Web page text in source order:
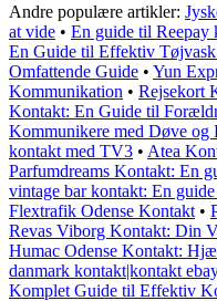
Andre populære artikler:
at vide • En guide til Reepay
En Guide til Effektiv
Omfattende Guide • Yun
Kommunikation • Rejsekort
Kontakt: En Guide til
Kommunikere med Døve og
kontakt med TV3 • Atea
Parfumdreams Kontakt: En
vintage bar kontakt: En
Flextrafik Odense Kontakt •
Revas Viborg Kontakt: Din
Humac Odense Kontakt:
danmark kontakt|kontakt
Komplet Guide til Effektiv